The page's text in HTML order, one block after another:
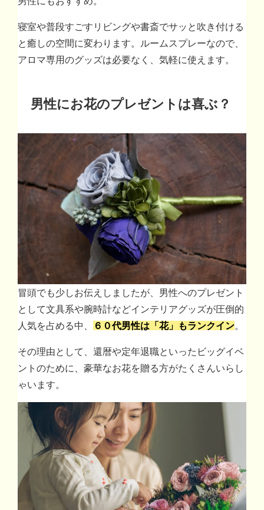
寝室や普段すごすリビングや書斎でサッと吹き付ける
と癒しの空間に変わります。ルームスプレーなので、
アロマ専用のグッズは必要なく、気軽に使えます。
男性にお花のプレゼントは喜ぶ？
冒頭でも少しお伝えしましたが、男性へのプレゼント
として文具系や腕時計などインテリアグッズが圧倒的
人気を占める中、
６０代男性は「花」もランクイン
その理由として、還暦や定年退職といったビッグイベ
ントのために、豪華なお花を贈る方がたくさんいらし
ゃいます。